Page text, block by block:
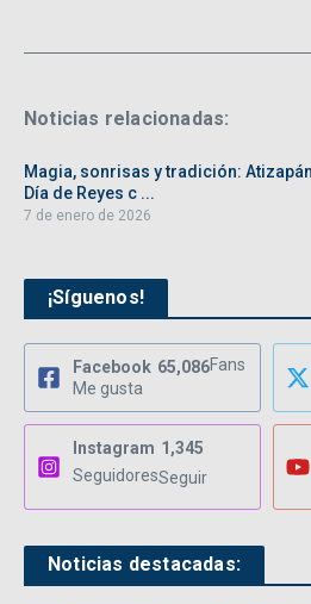
Noticias relacionadas:
Magia, sonrisas y tradición:
Día de Reyes c ...
7 de enero de 2026
¡Síguenos!
Facebook 65,086Fans
Me gusta
Instagram 1,345
SeguidoresSeguir
Noticias destacadas: